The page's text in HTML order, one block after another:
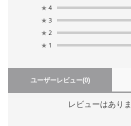
★ 4
★ 3
★ 2
★ 1
ユーザーレビュー(0)
レビューはありま